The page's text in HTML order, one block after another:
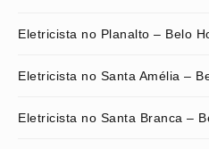
Eletricista no Planalto – Belo
Eletricista no Santa Amélia –
Eletricista no Santa Branca –